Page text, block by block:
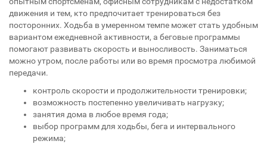
движения и тем, кто предпочитает тренироваться без
посторонних. Ходьба в умеренном темпе может стать удобным
вариантом ежедневной активности, а беговые программы
помогают развивать скорость и выносливость. Заниматься
можно утром, после работы или во время просмотра любимой
передачи.
контроль скорости и продолжительности тренировки;
возможность постепенно увеличивать нагрузку;
занятия дома в любое время года;
выбор программ для ходьбы, бега и интервального
режима;